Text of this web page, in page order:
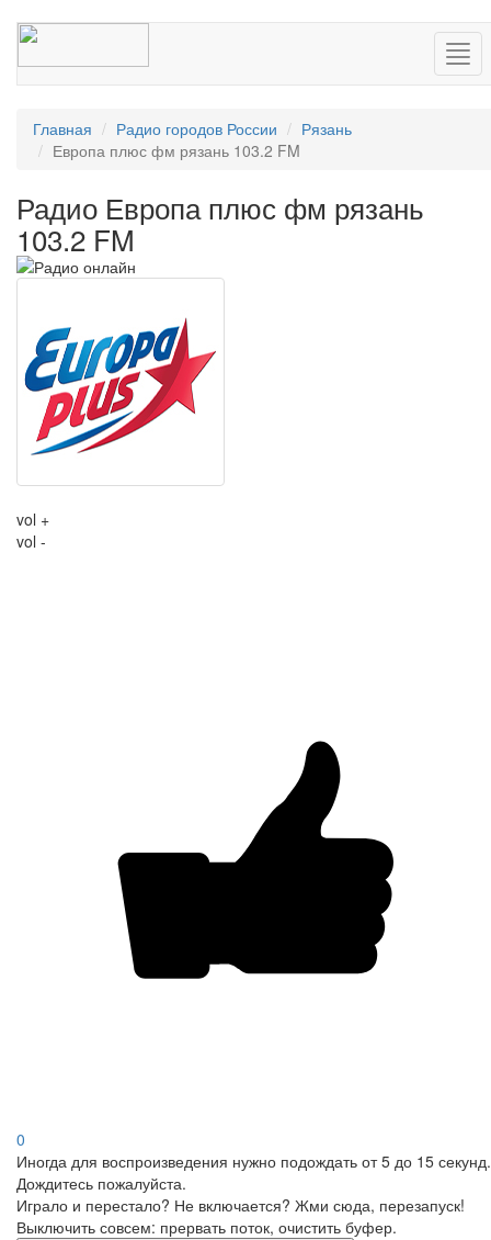
Главная Радио городов России
Рязань
Европа плюс фм рязань 103.2 FM
Радио Европа плюс фм рязань
103.2 FM
vol +
vol -
0
Иногда для воспроизведения нужно подождать от 5 до 15 секунд.
Дождитесь пожалуйста.
Играло и перестало? Не включается? Жми сюда, перезапуск!
Выключить совсем: прервать поток, очистить буфер.